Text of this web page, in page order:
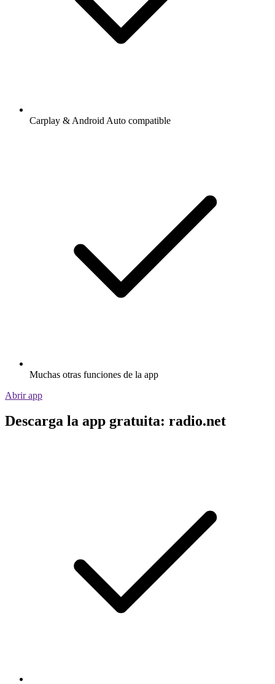
Carplay & Android Auto compatible
Muchas otras funciones de la app
Abrir app
Descarga la app gratuita: radio.net